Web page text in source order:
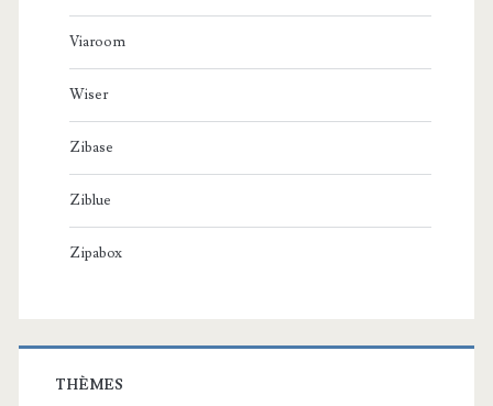
Viaroom
Wiser
Zibase
Ziblue
Zipabox
THÈMES